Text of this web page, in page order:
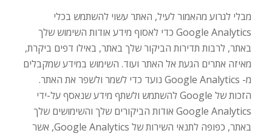
מבלי לגרוע מהאמור לעיל, האתר עשוי להשתמש בכלי
Google Analytics כדי לאסוף מידע אודות השימוש שלך
באתר, לרבות תדירות הביקור שלך באתר, באילו דפים ביקרת,
מאיזה אתרים הגעת אל האתר ועוד. השימוש במידע שמקבלים
מ- Google Analytics נועד כדי לשמר ולשפר את האתר.
הזכות של Google להשתמש ולשתף מידע שנאסף על-ידי
Google Analytics אודות הביקורים שלך והשימושים שלך
באתר, כפופה לתנאי השירות של Google Analytics, אשר